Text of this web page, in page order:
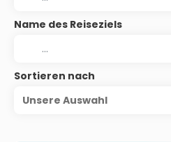
Name des Reiseziels
Sortieren nach
Unsere Auswahl